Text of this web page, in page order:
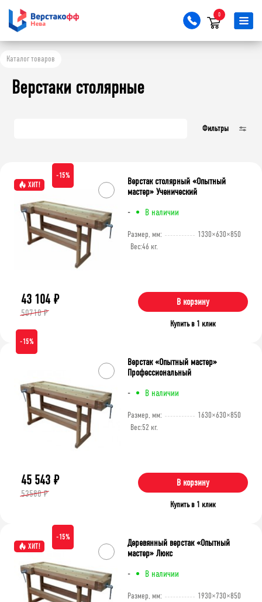
0
Каталог товаров
Тип верстака
1310
1770
Глубина, мм
500
730
770
Верстаки столярные
Фильтры
ХИТ!
-15%
- В наличии
Верстак столярный «Опытный
мастер» Ученический
Размер, мм:
1330×630×850
Вес:46 кг.
43 104 ₽
50710 ₽
В корзину
Купить в 1 клик
-15%
- В наличии
Верстак «Опытный мастер»
Профессиональный
Размер, мм:
1630×630×850
Вес:52 кг.
45 543 ₽
53580 ₽
В корзину
Купить в 1 клик
ХИТ!
-15%
- В наличии
Деревянный верстак «Опытный
мастер» Люкс
Размер, мм:
1930×730×850